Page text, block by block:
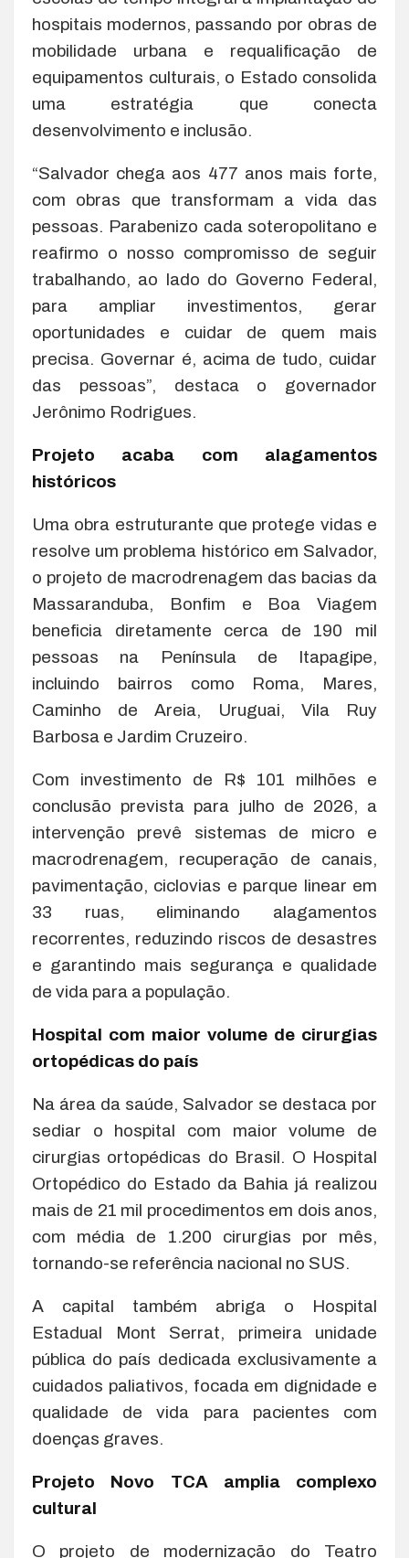
hospitais modernos, passando por obras de
mobilidade urbana e requalificação de
equipamentos culturais, o Estado consolida
uma estratégia que conecta
desenvolvimento e inclusão.
“Salvador chega aos 477 anos mais forte,
com obras que transformam a vida das
pessoas. Parabenizo cada soteropolitano e
reafirmo o nosso compromisso de seguir
trabalhando, ao lado do Governo Federal,
para ampliar investimentos, gerar
oportunidades e cuidar de quem mais
precisa. Governar é, acima de tudo, cuidar
das pessoas”, destaca o governador
Jerônimo Rodrigues.
Projeto acaba com alagamentos
históricos
Uma obra estruturante que protege vidas e
resolve um problema histórico em Salvador,
o projeto de macrodrenagem das bacias da
Massaranduba, Bonfim e Boa Viagem
beneficia diretamente cerca de 190 mil
pessoas na Península de Itapagipe,
incluindo bairros como Roma, Mares,
Caminho de Areia, Uruguai, Vila Ruy
Barbosa e Jardim Cruzeiro.
Com investimento de R$ 101 milhões e
conclusão prevista para julho de 2026, a
intervenção prevê sistemas de micro e
macrodrenagem, recuperação de canais,
pavimentação, ciclovias e parque linear em
33 ruas, eliminando alagamentos
recorrentes, reduzindo riscos de desastres
e garantindo mais segurança e qualidade
de vida para a população.
Hospital com maior volume de cirurgias
ortopédicas do país
Na área da saúde, Salvador se destaca por
sediar o hospital com maior volume de
cirurgias ortopédicas do Brasil. O Hospital
Ortopédico do Estado da Bahia já realizou
mais de 21 mil procedimentos em dois anos,
com média de 1.200 cirurgias por mês,
tornando-se referência nacional no SUS.
A capital também abriga o Hospital
Estadual Mont Serrat, primeira unidade
pública do país dedicada exclusivamente a
cuidados paliativos, focada em dignidade e
qualidade de vida para pacientes com
doenças graves.
Projeto Novo TCA amplia complexo
cultural
O projeto de modernização do Teatro